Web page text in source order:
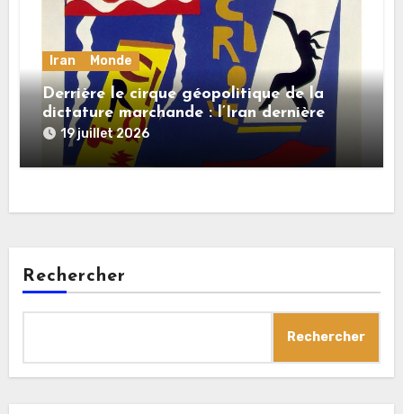
Iran Monde
Derrière le cirque géopolitique de la
dictature marchande : l’Iran dernière
dupe en date
19 juillet 2026
Rechercher
Rechercher